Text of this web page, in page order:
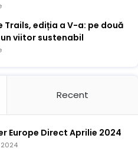
Trails, ediția a V-a: pe două
viitor sustenabil
Recent
Europe Direct Aprilie 2024